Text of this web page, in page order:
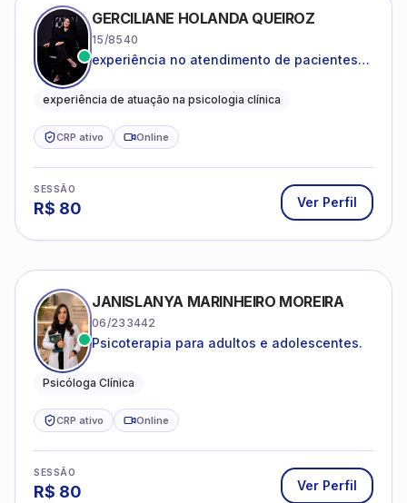
GERCILIANE HOLANDA QUEIROZ
15/8540
experiência no atendimento de pacientes
catastróficos e comportamentos
experiência de atuação na psicologia clínica
CRP ativo Online
SESSÃO
R$ 80 Ver Perfil
JANISLANYA MARINHEIRO MOREIRA
06/233442
Psicoterapia para adultos e adolescentes.
Psicóloga Clínica
CRP ativo Online
SESSÃO
R$ 80 Ver Perfil